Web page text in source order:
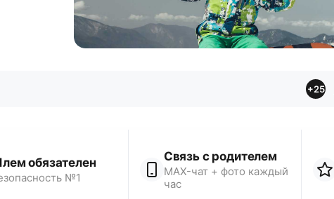
+25
обязателен
№1
Связь с родителем
MAX-чат + фото каждый
час